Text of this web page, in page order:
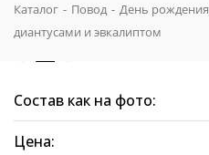
Каталог - Повод - День рождения
диантусами и эвкалиптом
Состав как на фото:
Цена: